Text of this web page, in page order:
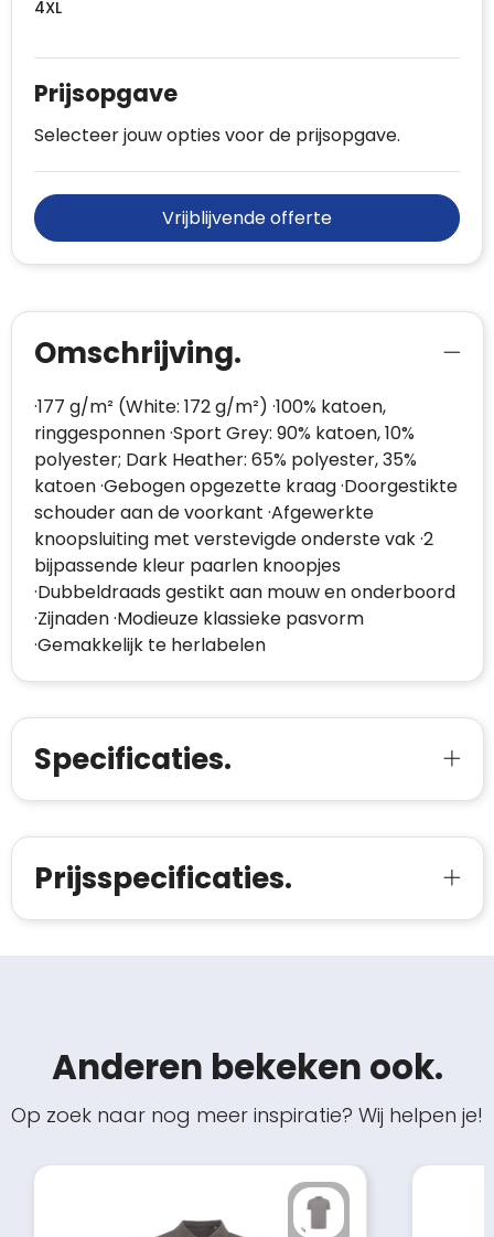
4XL
Prijsopgave
Selecteer jouw opties voor de prijsopgave.
Vrijblijvende offerte
Omschrijving.
·177 g/m² (White: 172 g/m²) ·100% katoen,
ringgesponnen ·Sport Grey: 90% katoen, 10%
polyester; Dark Heather: 65% polyester, 35%
katoen ·Gebogen opgezette kraag ·Doorgestikte
schouder aan de voorkant ·Afgewerkte
knoopsluiting met verstevigde onderste vak ·2
bijpassende kleur paarlen knoopjes
·Dubbeldraads gestikt aan mouw en onderboord
·Zijnaden ·Modieuze klassieke pasvorm
·Gemakkelijk te herlabelen
Specificaties.
Prijsspecificaties.
Anderen bekeken ook.
Op zoek naar nog meer inspiratie? Wij helpen je!